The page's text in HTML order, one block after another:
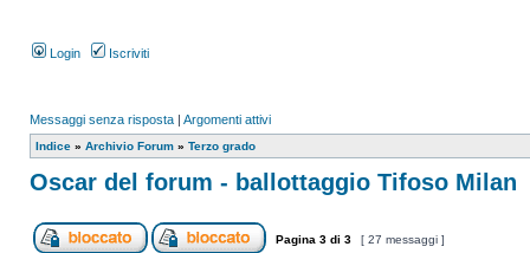
Login Iscriviti
Messaggi senza risposta | Argomenti attivi
Indice » Archivio Forum » Terzo grado
Oscar del forum - ballottaggio Tifoso Milan
Pagina 3 di 3 [ 27 messaggi ]